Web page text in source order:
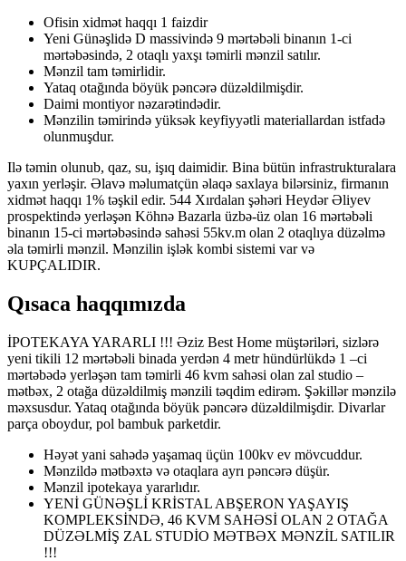
Ofisin xidmət haqqı 1 faizdir
Yeni Günəşlidə D massivində 9 mərtəbəli binanın 1-ci
mərtəbəsində, 2 otaqlı yaxşı təmirli mənzil satılır.
Mənzil tam təmirlidir.
Yataq otağında böyük pəncərə düzəldilmişdir.
Daimi montiyor nəzarətindədir.
Mənzilin təmirində yüksək keyfiyyətli materiallardan istfadə
olunmuşdur.
Ilə təmin olunub, qaz, su, işıq daimidir. Bina bütün infrastrukturalara
yaxın yerləşir. Əlavə məlumatçün əlaqə saxlaya bilərsiniz, firmanın
xidmət haqqı 1% təşkil edir. 544 Xırdalan şəhəri Heydər Əliyev
prospektində yerləşən Köhnə Bazarla üzbə-üz olan 16 mərtəbəli
binanın 15-ci mərtəbəsində sahəsi 55kv.m olan 2 otaqlıya düzəlmə
əla təmirli mənzil. Mənzilin işlək kombi sistemi var və
KUPÇALIDIR.
Qısaca haqqımızda
İPOTEKAYA YARARLI !!! Əziz Best Home müştəriləri, sizlərə
yeni tikili 12 mərtəbəli binada yerdən 4 metr hündürlükdə 1 –ci
mərtəbədə yerləşən tam təmirli 46 kvm sahəsi olan zal studio –
mətbəx, 2 otağa düzəldilmiş mənzili təqdim edirəm. Şəkillər mənzilə
məxsusdur. Yataq otağında böyük pəncərə düzəldilmişdir. Divarlar
parça oboydur, pol bambuk parketdir.
Həyət yani sahədə yaşamaq üçün 100kv ev mövcuddur.
Mənzildə mətbəxtə və otaqlara ayrı pəncərə düşür.
Mənzil ipotekaya yararlıdır.
YENİ GÜNƏŞLİ KRİSTAL ABŞERON YAŞAYIŞ
KOMPLEKSİNDƏ, 46 KVM SAHƏSİ OLAN 2 OTAĞA
DÜZƏLMİŞ ZAL STUDİO MƏTBƏX MƏNZİL SATILIR
!!!